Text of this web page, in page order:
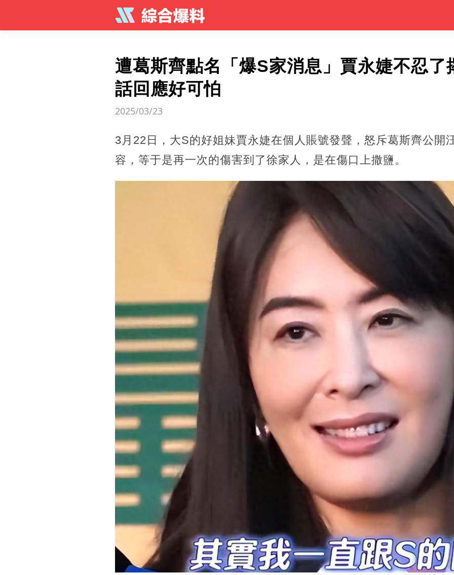
遭葛斯齊點名「爆S家消息」賈永婕不忍了
話回應好可怕
2025/03/23
3月22日，大S的好姐妹賈永婕在個人賬號發聲，怒斥葛斯齊公開
容，等于是再一次的傷害到了徐家人，是在傷口上撒鹽。